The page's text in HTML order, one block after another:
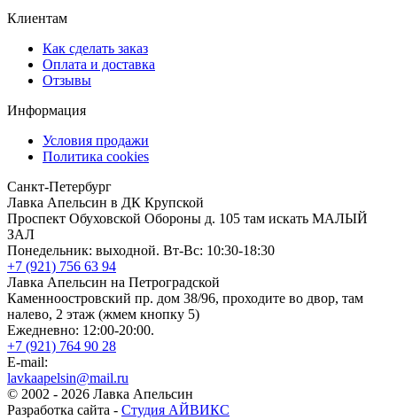
Клиентам
Как сделать заказ
Оплата и доставка
Отзывы
Информация
Условия продажи
Политика cookies
Санкт-Петербург
Лавка Апельсин в ДК Крупской
Проспект Обуховской Обороны д. 105 там искать МАЛЫЙ
ЗАЛ
Понедельник: выходной. Вт-Вс: 10:30-18:30
+7 (921) 756 63 94
Лавка Апельсин на Петроградской
Каменноостровский пр. дом 38/96, проходите во двор, там
налево, 2 этаж (жмем кнопку 5)
Ежедневно: 12:00-20:00.
+7 (921) 764 90 28
E-mail:
lavkaapelsin@mail.ru
© 2002 - 2026 Лавка Апельсин
Разработка сайта - Студия АЙВИКС